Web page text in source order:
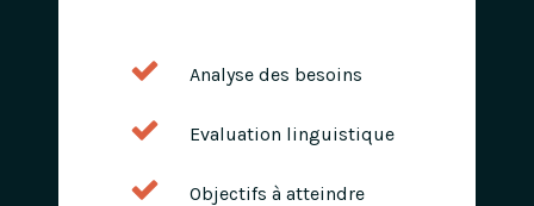
Analyse des besoins
Evaluation linguistique
Objectifs à atteindre